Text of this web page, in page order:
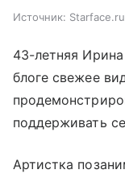
Источник: Starface.ru
43-летняя
блоге свежее
поддерживать
Артистка